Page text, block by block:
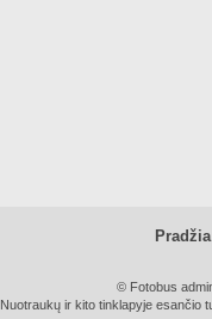
Pradžia
© Fotobus
Nuotraukų ir kito tinklapyje esančio